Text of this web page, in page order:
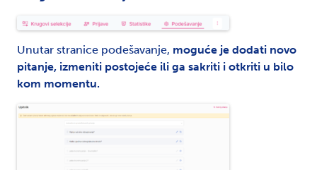
Unutar stranice podešavanje, moguće je dodati novo
pitanje, izmeniti postojeće ili ga sakriti i otkriti u bilo
kom momentu.